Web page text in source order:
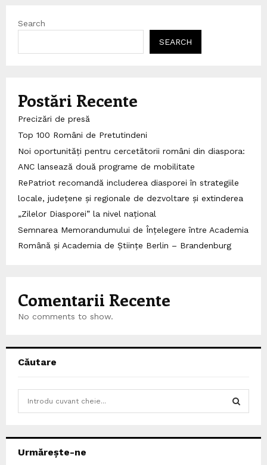
Search
SEARCH
Postări Recente
Precizări de presă
Top 100 Români de Pretutindeni
Noi oportunități pentru cercetătorii români din diaspora:
ANC lansează două programe de mobilitate
RePatriot recomandă includerea diasporei în strategiile
locale, județene și regionale de dezvoltare și extinderea
„Zilelor Diasporei” la nivel național
Semnarea Memorandumului de Înțelegere între Academia
Română și Academia de Științe Berlin – Brandenburg
Comentarii Recente
No comments to show.
Căutare
h
Urmărește-ne